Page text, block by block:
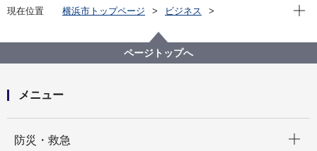
現在位置 横浜市トップページ
ビジネス
宅地開発関連手続・法令・許認可
開発許可・市街化調整区域の建築許可等
開発許可の申請手数料
現在
ページトップへ
メニュー
防災・救急